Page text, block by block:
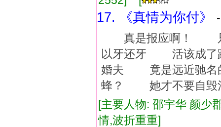
17. 《真情为你付》
真是报应啊！ 只
以牙还牙 活该成了
婚夫 竟是远近驰名
蜂？ 她才不要自
[主要人物: 邵宇华 颜
情,波折重重]